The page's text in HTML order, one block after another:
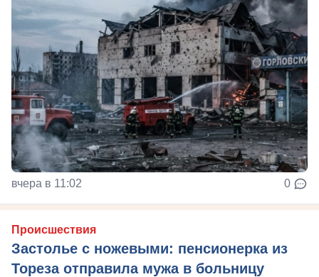
вчера в 11:02 0
Происшествия
Застолье с ножевыми: пенсионерка из
Тореза отправила мужа в больницу